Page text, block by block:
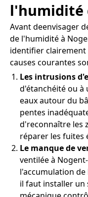
l'humidité
Avant deenvisager
de l'humidité à
identifier clairement
causes courantes
Les intrusions
d'étanchéité ou à
eaux autour du
pentes
d'reconnaître les
réparer les fuites
Le manque de
ventilée à
l'accumulation
il faut installer un